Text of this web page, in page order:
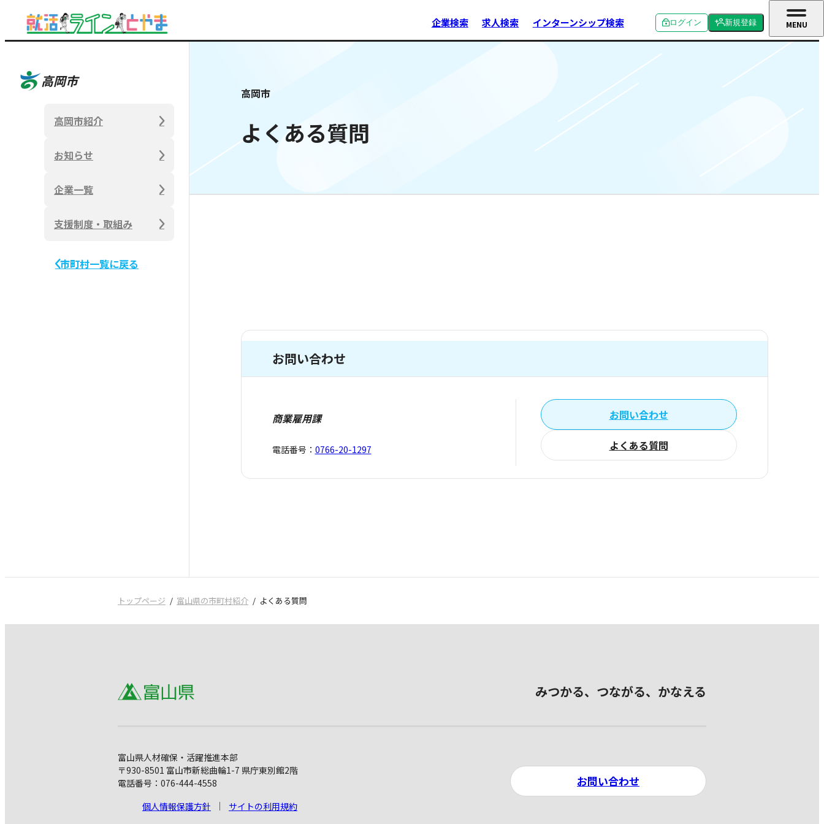
企業検索 求人検索 インターンシップ検索 ログイン 新規登録
高岡市
高岡市紹介
お知らせ
企業一覧
支援制度・取組み
市町村一覧に戻る
高岡市
よくある質問
お問い合わせ
商業雇用課
電話番号： 0766-20-1297
お問い合わせ
よくある質問
トップページ 富山県の市町村紹介 よくある質問
みつかる、つながる、かなえる
富山県人材確保・活躍推進本部
〒930-8501 富山市新総曲輪1-7 県庁東別館2階
電話番号：076-444-4558
個人情報保護方針
サイトの利用規約
お問い合わせ
MENU